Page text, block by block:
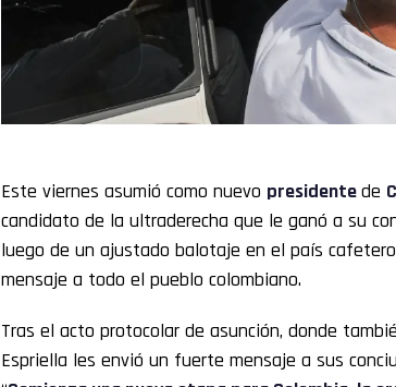
Este viernes asumió como nuevo presidentede
candidato de la ultraderecha que le ganó a su
luego de un ajustado balotaje en el país
mensaje a todo el pueblo colombiano.
Tras el acto protocolar de asunción, donde
Espriella les envió un fuerte mensaje a sus